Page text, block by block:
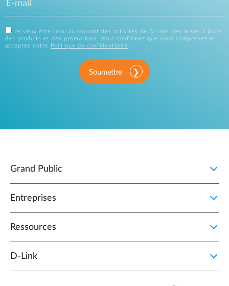
Je veux être tenu au courant des activités de D-Link, des mises à jours
des produits et des promotions. Vous confirmez que vous comprenez et
acceptez notre
Politique de confidentialité.
Soumettre
Grand Public
Entreprises
Ressources
D‑Link